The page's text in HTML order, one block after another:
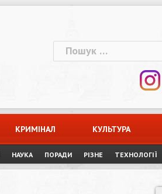
Пошук:
КРИМІНАЛ КУЛЬТУРА
НАУКА ПОРАДИ РІЗНЕ ТЕХНОЛОГІЇ